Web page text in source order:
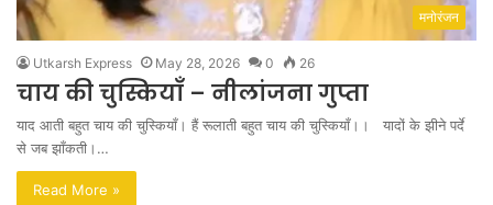
मनोरंजन
Utkarsh Express May 28, 2026 0 26
चाय की चुस्कियाँ – नीलांजना गुप्ता
याद आती बहुत चाय की चुस्कियाँ। हैं रूलाती बहुत चाय की चुस्कियाँ।। यादों के झीने पर्दे
से जब झाँकती।…
Read More »